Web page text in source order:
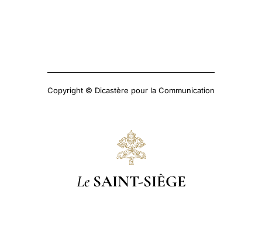
Copyright © Dicastère pour la Communication
Le SAINT-SIÈGE